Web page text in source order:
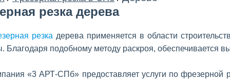
резка дерева
резка дерева применяется в области
Благодаря подобному методу раскроя, обеспечивается
«3 АРТ-СПб» предоставляет услуги по фрезерной